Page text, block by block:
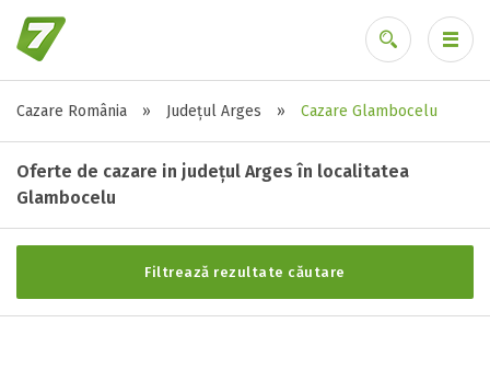
Cazare România » Județul Arges » Cazare Glambocelu
Oferte de cazare in județul Arges în localitatea
Glambocelu
Filtrează rezultate căutare
Stele / margarete
Neclasificat
1 stea / margareta
3 stele / margarete
4 stele / margarete